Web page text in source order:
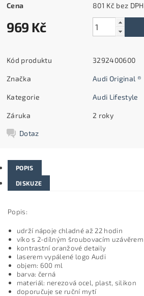
Cena 801 Kč bez DPH
969 Kč
Kód produktu 3292400600
Značka Audi Original ®
Kategorie Audi Lifestyle
Záruka 2 roky
Dotaz
POPIS
DISKUZE
Popis:
udrží nápoje chladné až 22 hodin
víko s 2-dílným šroubovacím uzávěrem
kontrastní oranžové detaily
laserem vypálené logo Audi
objem: 600 ml
barva: černá
materiál: nerezová ocel, plast, silikon
doporučuje se ruční mytí